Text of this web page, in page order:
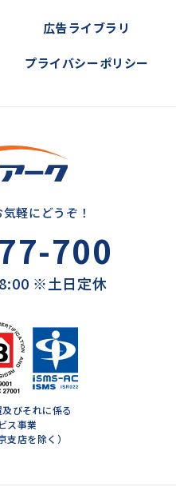
広告ライブラリ
プライバシーポリシー
軽にどうぞ！
700
※土日定休
びそれに係る
ス事業
支店を除く）